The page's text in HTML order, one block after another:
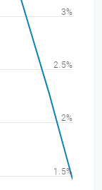
1.5%
2%
2.5%
3%